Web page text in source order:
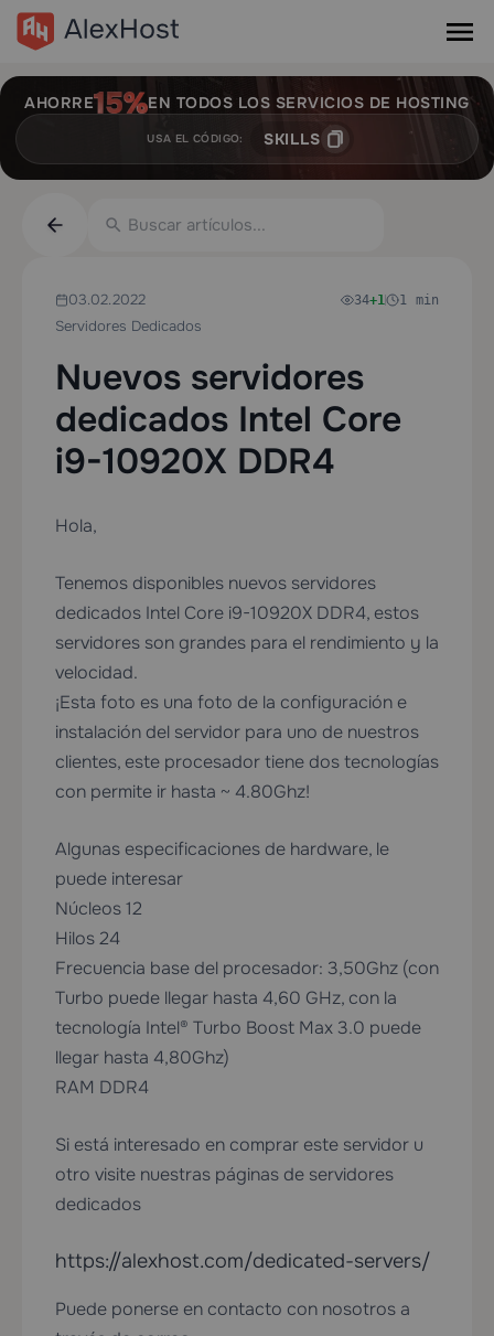
AHORRE EN TODOS LOS SERVICIOS DE HOSTING
USA EL CÓDIGO: SKILLS
03.02.2022
Servidores Dedicados
34+1 1 min
Nuevos servidores
dedicados Intel Core
i9-10920X DDR4
Hola,
Tenemos disponibles nuevos servidores
dedicados Intel Core i9-10920X DDR4, estos
servidores son grandes para el rendimiento y la
velocidad.
¡Esta foto es una foto de la configuración e
instalación del servidor para uno de nuestros
clientes, este procesador tiene dos tecnologías
con permite ir hasta ~ 4.80Ghz!
Algunas especificaciones de hardware, le
puede interesar
Núcleos 12
Hilos 24
Frecuencia base del procesador: 3,50Ghz (con
Turbo puede llegar hasta 4,60 GHz, con la
tecnología Intel® Turbo Boost Max 3.0 puede
llegar hasta 4,80Ghz)
RAM DDR4
Si está interesado en comprar este servidor u
otro visite nuestras páginas de servidores
dedicados
https://alexhost.com/dedicated-servers/
Puede ponerse en contacto con nosotros a